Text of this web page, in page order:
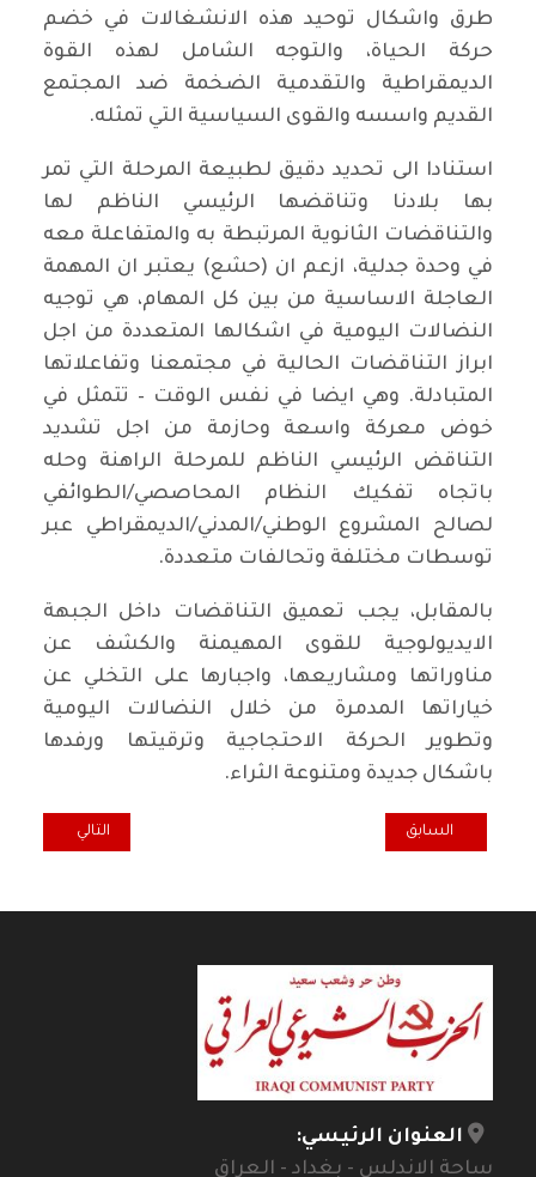
طرق واشكال توحيد هذه الانشغالات في خضم
حركة الحياة، والتوجه الشامل لهذه القوة
الديمقراطية والتقدمية الضخمة ضد المجتمع
القديم واسسه والقوى السياسية التي تمثله.
استنادا الى تحديد دقيق لطبيعة المرحلة التي تمر
بها بلادنا وتناقضها الرئيسي الناظم لها
والتناقضات الثانوية المرتبطة به والمتفاعلة معه
في وحدة جدلية، ازعم ان (حشع) يعتبر ان المهمة
العاجلة الاساسية من بين كل المهام، هي توجيه
النضالات اليومية في اشكالها المتعددة من اجل
ابراز التناقضات الحالية في مجتمعنا وتفاعلاتها
المتبادلة. وهي ايضا في نفس الوقت – تتمثل في
خوض معركة واسعة وحازمة من اجل تشديد
التناقض الرئيسي الناظم للمرحلة الراهنة وحله
باتجاه تفكيك النظام المحاصصي/الطوائفي
لصالح المشروع الوطني/المدني/الديمقراطي عبر
توسطات مختلفة وتحالفات متعددة.
بالمقابل، يجب تعميق التناقضات داخل الجبهة
الايديولوجية للقوى المهيمنة والكشف عن
مناوراتها ومشاريعها، واجبارها على التخلي عن
خياراتها المدمرة من خلال النضالات اليومية
وتطوير الحركة الاحتجاجية وترقيتها ورفدها
باشكال جديدة ومتنوعة الثراء.
المقال السابق: "تقدير الآخرين" لميشيل لامونت.. محاولة لفهم من
السابق المقال التالي:
التالي
العنوان الرئيسي:
ساحة الاندلس - بغداد - العراق